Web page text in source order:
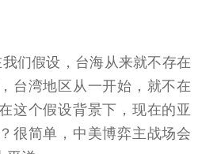
们假设，台海从来就不存在
台湾地区从一开始，就不在
这个假设背景下，现在的亚
很简单，中美博弈主战场会